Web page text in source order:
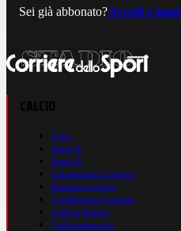
Sei già abbonato?Accedi e leggi
Live
Serie A
Serie B
Champions League
Europa League
Conference League
Calcio Estero
Calciomercato